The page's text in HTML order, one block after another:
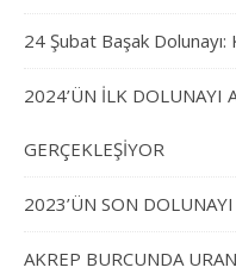
24 Şubat Başak Dolunayı:
2024’ÜN İLK DOLUNAYI
GERÇEKLEŞİYOR
2023’ÜN SON
AKREP BURCUNDA